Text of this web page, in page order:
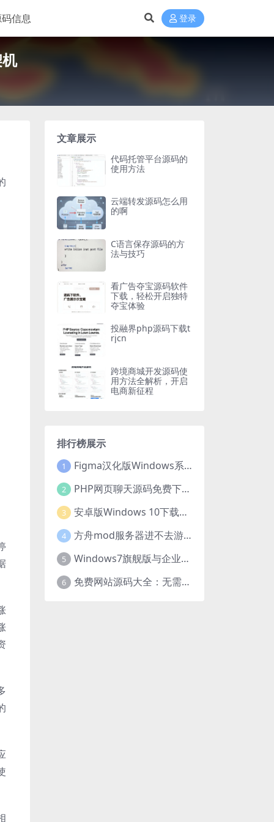
信息 登录
文章展示
代码托管平台源码的
使用方法
云端转发源码怎么用
的啊
C语言保存源码的方
法与技巧
看广告夺宝源码软件
下载，轻松开启独特
夺宝体验
投融界php源码下载t
rjcn
跨境商城开发源码使
用方法全解析，开启
电商新征程
排行榜展示
1 Figma汉化版Windows系统下载安装全攻略
2 PHP网页聊天源码免费下载，开启便捷在线聊天开发之旅
3 安卓版Windows 10下载安装全攻略
4 方舟mod服务器进不去游戏？这些原因和解决办法你得知道
5 Windows7旗舰版与企业版大揭秘：差异之处全知晓
6 免费网站源码大全：无需下载，海量资源轻松获取